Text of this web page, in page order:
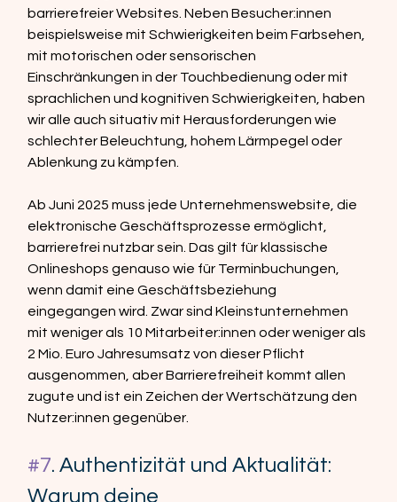
barrierefreier Websites. Neben Besucher:innen
beispielsweise mit Schwierigkeiten beim Farbsehen,
mit motorischen oder sensorischen
Einschränkungen in der Touchbedienung oder mit
sprachlichen und kognitiven Schwierigkeiten, haben
wir alle auch situativ mit Herausforderungen wie
schlechter Beleuchtung, hohem Lärmpegel oder
Ablenkung zu kämpfen.
Ab Juni 2025 muss jede Unternehmenswebsite, die
elektronische Geschäftsprozesse ermöglicht,
barrierefrei nutzbar sein. Das gilt für klassische
Onlineshops genauso wie für Terminbuchungen,
wenn damit eine Geschäftsbeziehung
eingegangen wird. Zwar sind Kleinstunternehmen
mit weniger als 10 Mitarbeiter:innen oder weniger als
2 Mio. Euro Jahresumsatz von dieser Pflicht
ausgenommen, aber Barrierefreiheit kommt allen
zugute und ist ein Zeichen der Wertschätzung den
Nutzer:innen gegenüber.
#7. Authentizität und Aktualität:
Warum deine